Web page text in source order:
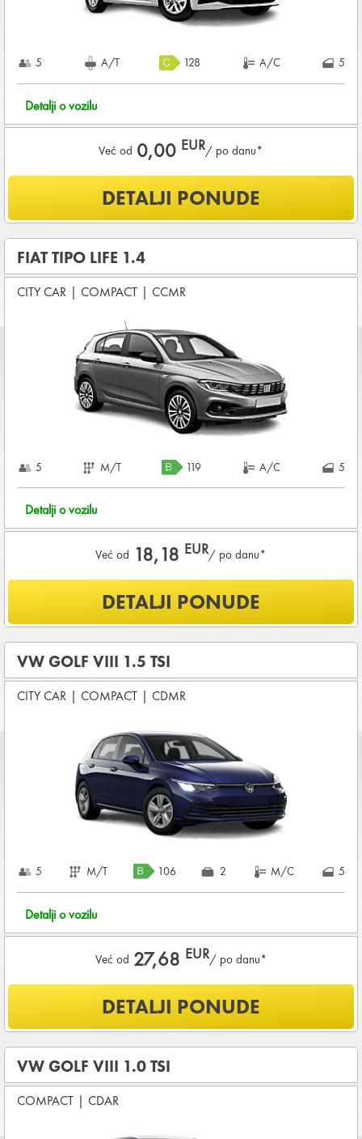
5 A/T 128 A/C 5
Detalji o vozilu
Već od 0,00 EUR/ po danu*
Šta je uključeno u ponudu?
OSNOVNI PAKET OSIGURANJA od štete (CDW) i krađe
(THW)
Koji su osnovni uslovi za najam vozila?
Starost vozača između
DEPOZIT NA KREDITNOJ KARTICI u iznosu od
iznosa najma
KOMPLETNI USLOVI NAJMA
DETALJI PONUDE
FIAT TIPO LIFE 1.4
CITY CAR | COMPACT | CCMR
5 M/T 119 A/C 5
Detalji o vozilu
Već od 18,18 EUR/ po danu*
Šta je uključeno u ponudu?
OSNOVNI PAKET OSIGURANJA od štete (CDW) i krađe
(THW)
Koji su osnovni uslovi za najam vozila?
Starost vozača između21 - 80
DEPOZIT NA KREDITNOJ KARTICI u iznosu od
720,00 EUR+ iznosa najma
KOMPLETNI USLOVI NAJMA
DETALJI PONUDE
VW GOLF VIII 1.5 TSI
CITY CAR | COMPACT | CDMR
5 M/T 106 2 M/C 5
Detalji o vozilu
Već od 27,68 EUR/ po danu*
Šta je uključeno u ponudu?
OSNOVNI PAKET OSIGURANJA od štete (CDW) i krađe
(THW)
Koji su osnovni uslovi za najam vozila?
DETALJI PONUDE
VW GOLF VIII 1.0 TSI
COMPACT | CDAR